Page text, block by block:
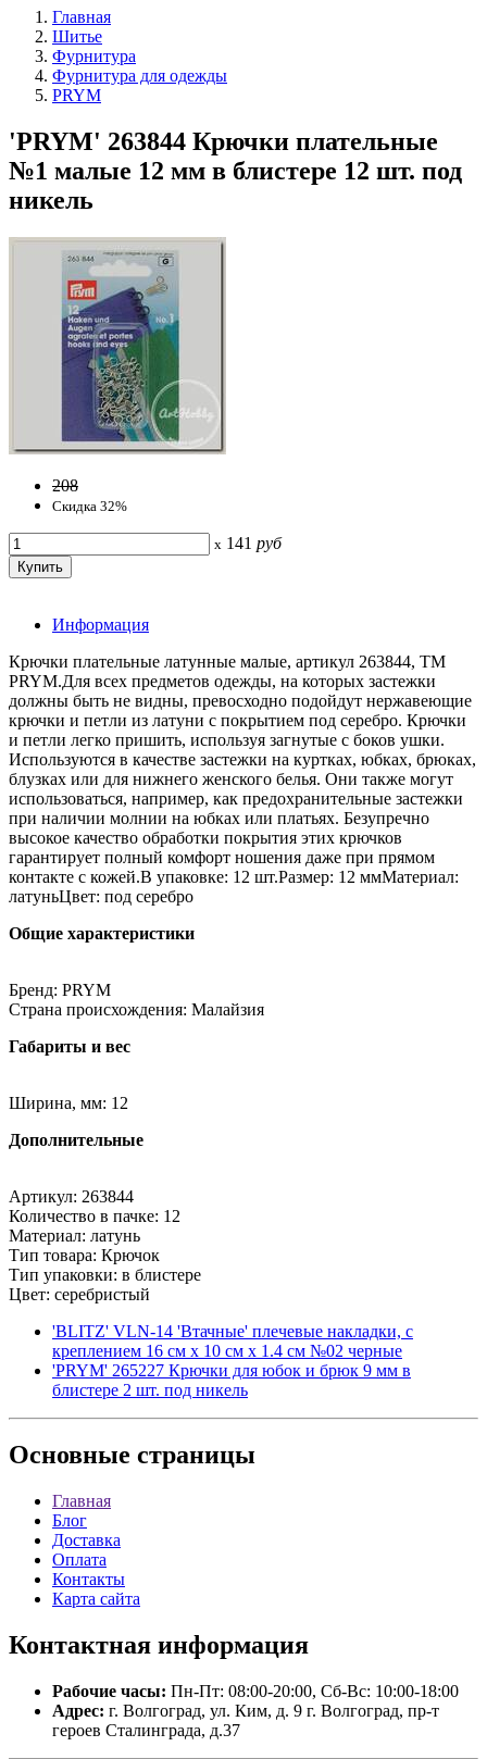
Главная
Шитье
Фурнитура
Фурнитура для одежды
PRYM
'PRYM' 263844 Крючки плательные
№1 малые 12 мм в блистере 12 шт. под
никель
208
Скидка 32%
x 141 руб
Информация
Крючки плательные латунные малые, артикул 263844, ТМ
PRYM.Для всех предметов одежды, на которых застежки
должны быть не видны, превосходно подойдут нержавеющие
крючки и петли из латуни с покрытием под серебро. Крючки
и петли легко пришить, используя загнутые с боков ушки.
Используются в качестве застежки на куртках, юбках, брюках,
блузках или для нижнего женского белья. Они также могут
использоваться, например, как предохранительные застежки
при наличии молнии на юбках или платьях. Безупречно
высокое качество обработки покрытия этих крючков
гарантирует полный комфорт ношения даже при прямом
контакте с кожей.В упаковке: 12 шт.Размер: 12 ммМатериал:
латуньЦвет: под серебро
Общие характеристики
Бренд: PRYM
Страна происхождения: Малайзия
Габариты и вес
Ширина, мм: 12
Дополнительные
Артикул: 263844
Количество в пачке: 12
Материал: латунь
Тип товара: Крючок
Тип упаковки: в блистере
Цвет: серебристый
'BLITZ' VLN-14 'Втачные' плечевые накладки, с
креплением 16 см х 10 см х 1.4 см №02 черные
'PRYM' 265227 Крючки для юбок и брюк 9 мм в
блистере 2 шт. под никель
Основные страницы
Главная
Блог
Доставка
Оплата
Контакты
Карта сайта
Контактная информация
Рабочие часы: Пн-Пт: 08:00-20:00, Сб-Вс: 10:00-18:00
Адрес: г. Волгоград, ул. Ким, д. 9 г. Волгоград, пр-т
героев Сталинграда, д.37